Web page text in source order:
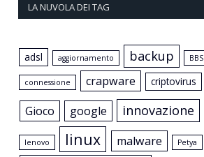
LA NUVOLA DEI TAG
adsl aggiornamento backup BBS
connessione crapware criptovirus
Gioco google innovazione
lenovo linux malware Petya